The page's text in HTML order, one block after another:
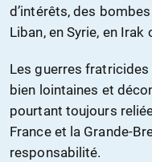
d’intérêts, des
Liban, en Syrie, en
Les guerres fratricides
bien lointaines et
pourtant toujours
France et la Grande-
responsabilité.